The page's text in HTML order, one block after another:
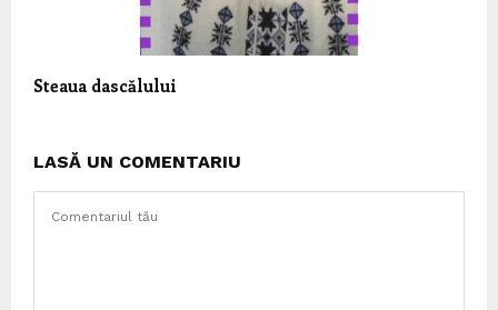
Steaua dascălului
LASĂ UN COMENTARIU